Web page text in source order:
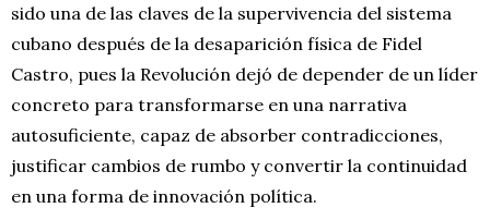
sido una de las claves de la supervivencia del sistema
cubano después de la desaparición física de Fidel
Castro, pues la Revolución dejó de depender de un líder
concreto para transformarse en una narrativa
autosuficiente, capaz de absorber contradicciones,
justificar cambios de rumbo y convertir la continuidad
en una forma de innovación política.